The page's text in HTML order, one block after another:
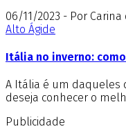
06/11/2023 - Por Carina
Alto Ágide
Itália no inverno:
A Itália é um daqueles
deseja conhecer o
Publicidade